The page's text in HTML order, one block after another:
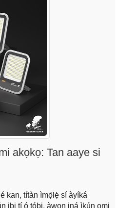
akọkọ: Tan aaye si
kan, títàn ìmọ́lẹ̀ sí àyíká
ibi tí ó tóbi, àwọn iná ìkún omi